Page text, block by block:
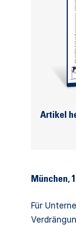
Artikel
München,
Für